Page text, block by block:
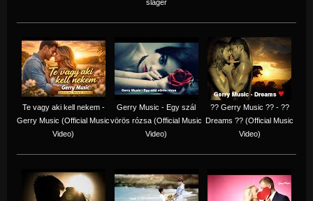
sláger
Te vagy aki kell nekem -
Gerry Music (Official Music
Video)
Gerry Music - Egy szál
vörös rózsa (Official Music
Video)
?? Gerry Music ?? - ??
Dreams ?? (Official Music
Video)